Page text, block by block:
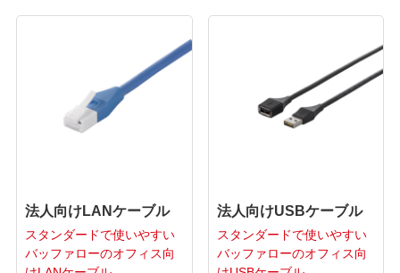
法人向けLANケーブル
スタンダードで使いやすい
バッファローのオフィス向
法人向けUSBケーブル
スタンダードで使いやすい
バッファローのオフィス向